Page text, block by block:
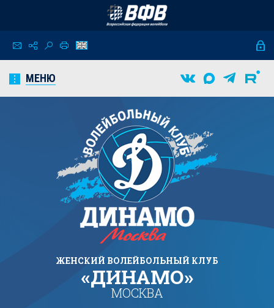
МЕНЮ
ЖЕНСКИЙ ВОЛЕЙБОЛЬНЫЙ КЛУБ
«ДИНАМО»
МОСКВА